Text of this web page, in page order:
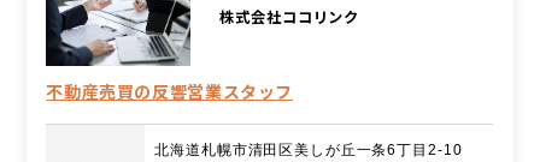
株式会社ココリンク
不動産売買の反響営業スタッフ
北海道札幌市清田区美しが丘一条6丁目2-10